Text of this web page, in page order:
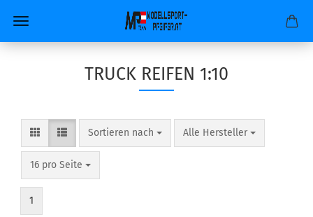
TRUCK REIFEN 1:10
Sortieren nach
Sortieren nach Alle Hersteller
pro Seite
16 pro Seite
pro Seite
1